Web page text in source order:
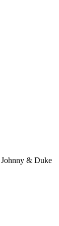
Johnny & Duke